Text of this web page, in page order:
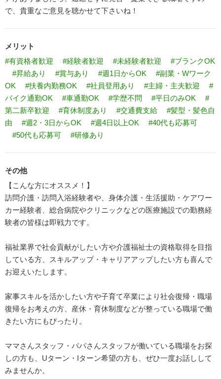
で、貴重なご意見を聴かせて下さいね！
メリット
#有資格者歓迎
#経験者歓迎 #未経験者歓迎
#ブランクOK
#昇給あり
#賞与あり #週1日からOK
#副業・Wワーク
OK
#扶養内勤務OK #社員登用あり #主婦・主夫歓迎
#
バイク通勤OK
#車通勤OK #学歴不問 #平日のみOK
#
第二新卒歓迎
#育休制度あり #交通費支給
#髪型・髪色自
由
#週2・3日からOK #週4日以上OK
#40代も応募可
#50代も応募可
#研修あり
その他
【こんな方にオススメ！】
訪問介護・訪問入浴経験者や、身体介護・生活援助・ケアワー
カー経験者、総合病院やクリニックなどの医療施設での勤務経
験者の皆様は即戦力です。
福祉業界で社会貢献がしたい方や介護福祉士の資格取得を目指
している方、スキルアップ・キャリアアップしたい方も喜んで
お迎えいたします。
家事スキルを活かしたい方や子育て卒業により社会復帰・職場
復帰をお考えの方、産休・育休制度などが整っている職場で働
きたい方にもぴったり。
ママさんスタッフ・パパさんスタッフが働いている職場をお探
しの方も、Uターン・Iターン希望の方も、ぜひ一度お話しして
みませんか。